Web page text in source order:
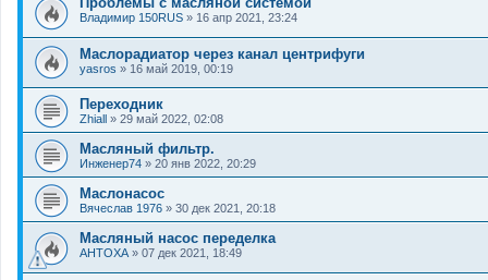
Владимир 150RUS » 16 апр 2021, 23:24
Маслорадиатор через канал центрифуги
yasros » 16 май 2019, 00:19
Переходник
Zhiall » 29 май 2022, 02:08
Масляный фильтр.
Инженер74 » 20 янв 2022, 20:29
Маслонасос
Вячеслав 1976 » 30 дек 2021, 20:18
Масляный насос переделка
AHTOXA» 07 дек 2021, 18:49